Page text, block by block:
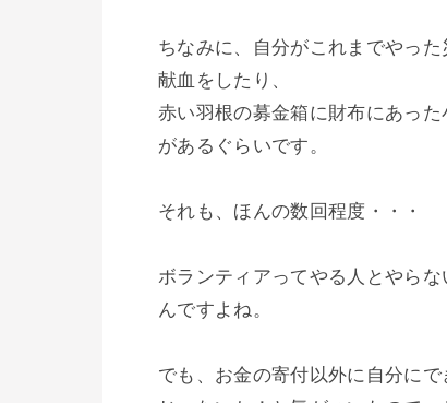
ちなみに、自分がこれまでやっ
献血をしたり、
赤い羽根の募金箱に財布にあった
があるぐらいです。
それも、ほんの数回程度・・・
ボランティアってやる人とやら
んですよね。
でも、お金の寄付以外に自分に